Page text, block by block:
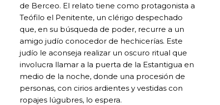
de Berceo. El relato tiene como protagonista a
Teófilo el Penitente, un clérigo despechado
que, en su búsqueda de poder, recurre a un
amigo judío conocedor de hechicerías. Este
judío le aconseja realizar un oscuro ritual que
involucra llamar a la puerta de la Estantigua en
medio de la noche, donde una procesión de
personas, con cirios ardientes y vestidas con
ropajes lúgubres, lo espera.